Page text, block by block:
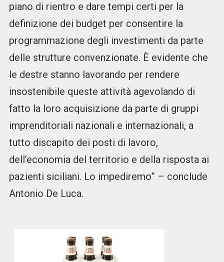
piano di rientro e dare tempi certi per la
definizione dei budget per consentire la
programmazione degli investimenti da parte
delle strutture convenzionate. È evidente che
le destre stanno lavorando per rendere
insostenibile queste attività agevolando di
fatto la loro acquisizione da parte di gruppi
imprenditoriali nazionali e internazionali, a
tutto discapito dei posti di lavoro,
dell’economia del territorio e della risposta ai
pazienti siciliani. Lo impediremo” – conclude
Antonio De Luca.